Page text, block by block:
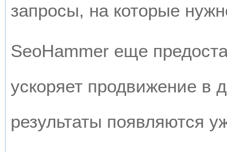
запросы, на которые
SeoHammer еще
ускоряет продвижение в
результаты появляются